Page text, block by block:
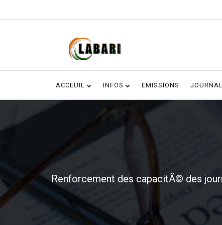
ACCEUIL INFOS EMISSIONS JOURNAL
Renforcement des capacitÃ© des